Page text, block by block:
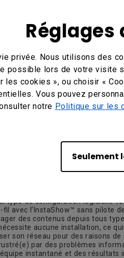
Réglages
privée. Nous utilisons des
possible lors de votre visite
les cookies », ou choisir «
Vous pouvez
notre Politique sur les
Seulement
de Google
technologies cloud et propose
logicielle s’applique
des grandes entreprises
le logiciel G Suite intégré.
ou envoyer un
n’importe quelle pièce en
sans-fil
type de configuration logicielle
avec l’InstaShow™ sans pilote
des contenus depuis tous
aucune installation, ce
son réseau pour des raisons
par des problèmes
instantané et des résultats